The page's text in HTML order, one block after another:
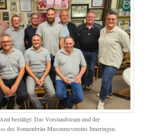
bestätigt: Das Vorstandsteam und der
des Sonnenbräu-Museumsvereins Inneringen.